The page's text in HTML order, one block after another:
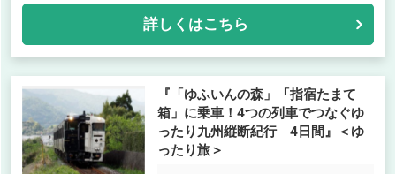
詳しくはこちら
『「ゆふいんの森」「指宿たまて
箱」に乗車！4つの列車でつなぐゆ
ったり九州縦断紀行 4日間』＜ゆ
ったり旅＞